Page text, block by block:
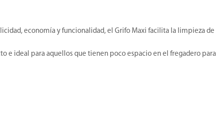
economía y funcionalidad, el Grifo Maxi facilita la limpieza
e ideal para aquellos que tienen poco espacio en el fregadero